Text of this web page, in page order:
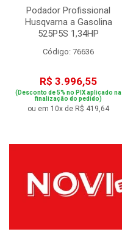
Podador Profissional
Husqvarna a Gasolina
525P5S 1,34HP
Código: 76636
R$ 3.996,55
(Desconto de 5% no PIX aplicado na
finalização do pedido)
ou em 10x de R$ 419,64